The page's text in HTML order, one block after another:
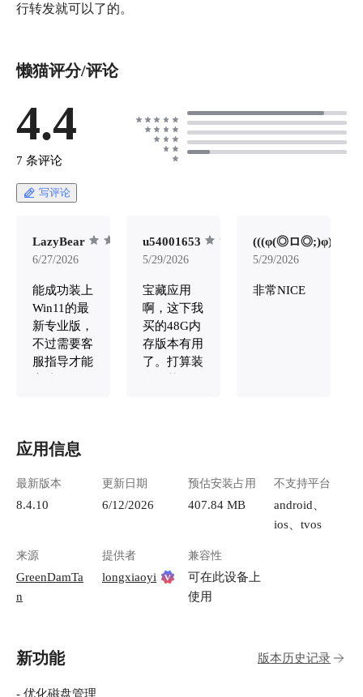
懒猫评分/评论
4.4
7 条评论
写评论
LazyBear
6/27/2026
能成功装上
Win11的最
新专业版，
不过需要客
服指导才能
u54001653
5/29/2026
宝藏应用
啊，这下我
买的48G内
存版本有用
了。打算装
(((φ(◎ロ◎;)φ)))
5/29/2026
非常NICE
应用信息
最新版本
8.4.10
更新日期
6/12/2026
预估安装占用
407.84 MB
不支持平台
android、
ios、tvos
来源
GreenDamTa
n
提供者
longxiaoyi
兼容性
可在此设备上
使用
新功能 版本历史记录
- 优化磁盘管理